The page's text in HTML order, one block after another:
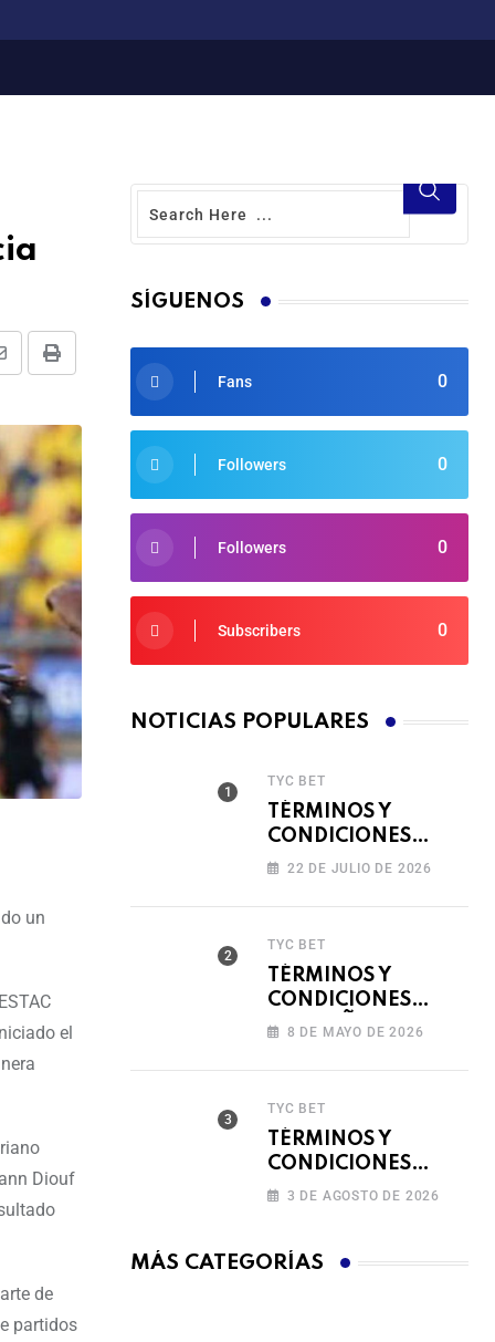
un
el
Diouf
de
partidos
SÍGUENOS
0
Fans
0
Followers
0
Followers
0
Subscribers
NOTICIAS POPULARES
TYC BET
TÉRMINOS Y
CONDICIONES
TORNEO COMPITE,
22 DE JULIO DE 2026
TYC BET
TÉRMINOS Y
CONDICIONES
CAMPAÑA
8 DE MAYO DE 2026
TYC BET
TÉRMINOS Y
CONDICIONES
FERIADO DE
3 DE AGOSTO DE 2026
MÁS CATEGORÍAS